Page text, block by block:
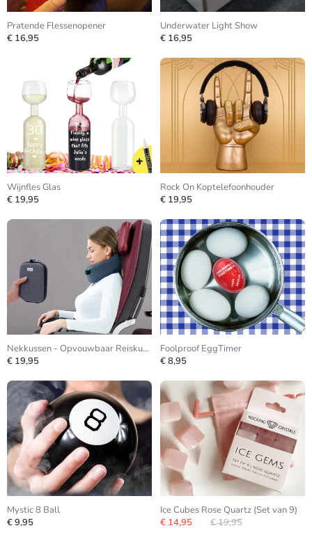
Pratende Flessenopener
€ 16,95
Underwater Light Show
€ 16,95
Wijnfles Glas
€ 19,95
Rock On Koptelefoonhouder
€ 19,95
Nekkussen - Opvouwbaar Reiskussen
€ 19,95
Foolproof EggTimer
€ 8,95
Mystic 8 Ball
€ 9,95
Ice Cubes Rose Quartz (Set van 9)
€ 14,95
€ 19,95